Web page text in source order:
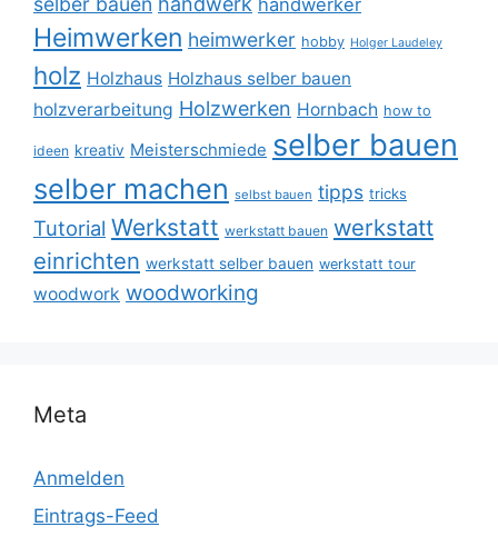
handwerker
Heimwerken heimwerker hobby Holger Laudeley
holz Holzhaus Holzhaus selber bauen
holzverarbeitung Holzwerken Hornbach how to
ideen kreativ Meisterschmiede selber bauen
selber machen selbst bauen tipps tricks
Tutorial Werkstatt werkstatt bauen werkstatt
einrichten werkstatt selber bauen werkstatt tour
woodwork woodworking
Meta
Anmelden
Eintrags-Feed